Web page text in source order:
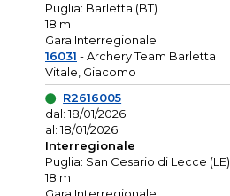
Puglia: Barletta (BT)
18 m
Gara Interregionale
16031 - Archery Team Barletta
Vitale, Giacomo
R2616005
dal: 18/01/2026
al: 18/01/2026
Interregionale
Puglia: San Cesario di Lecce (LE)
18 m